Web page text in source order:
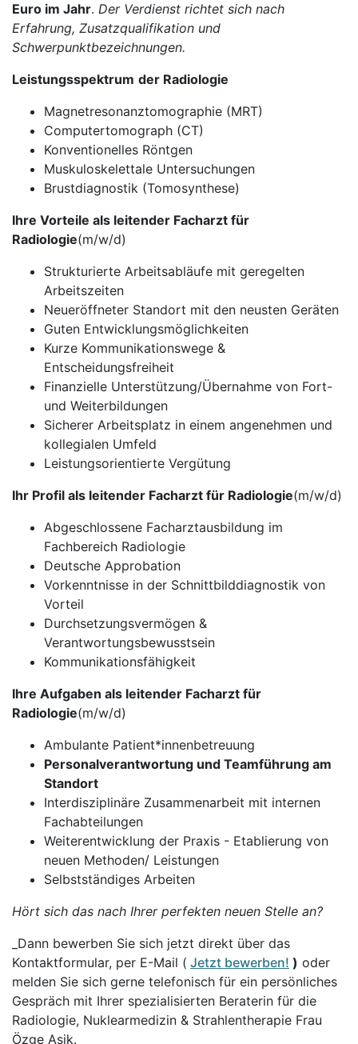
Euro im Jahr. Der Verdienst richtet sich nach
Erfahrung, Zusatzqualifikation und
Schwerpunktbezeichnungen.
Leistungsspektrum der Radiologie
Magnetresonanztomographie (MRT)
Computertomograph (CT)
Konventionelles Röntgen
Muskuloskelettale Untersuchungen
Brustdiagnostik (Tomosynthese)
Ihre Vorteile als leitender Facharzt für
Radiologie(m/w/d)
Strukturierte Arbeitsabläufe mit geregelten
Arbeitszeiten
Neueröffneter Standort mit den neusten Geräten
Guten Entwicklungsmöglichkeiten
Kurze Kommunikationswege &
Entscheidungsfreiheit
Finanzielle Unterstützung/Übernahme von Fort-
und Weiterbildungen
Sicherer Arbeitsplatz in einem angenehmen und
kollegialen Umfeld
Leistungsorientierte Vergütung
Ihr Profil als leitender Facharzt für Radiologie(m/w/d)
Abgeschlossene Facharztausbildung im
Fachbereich Radiologie
Deutsche Approbation
Vorkenntnisse in der Schnittbilddiagnostik von
Vorteil
Durchsetzungsvermögen &
Verantwortungsbewusstsein
Kommunikationsfähigkeit
Ihre Aufgaben als leitender Facharzt für
Radiologie(m/w/d)
Ambulante Patient*innenbetreuung
Personalverantwortung und Teamführung am
Standort
Interdisziplinäre Zusammenarbeit mit internen
Fachabteilungen
Weiterentwicklung der Praxis - Etablierung von
neuen Methoden/ Leistungen
Selbstständiges Arbeiten
Hört sich das nach Ihrer perfekten neuen Stelle an?
_Dann bewerben Sie sich jetzt direkt über das
Kontaktformular, per E-Mail ( Jetzt bewerben! ) oder
melden Sie sich gerne telefonisch für ein persönliches
Gespräch mit Ihrer spezialisierten Beraterin für die
Radiologie, Nuklearmedizin & Strahlentherapie Frau
Özge Asik.